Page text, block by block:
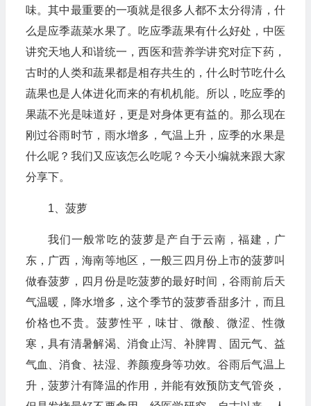
味。其中最重要的一项就是很多人都不太分得清，什
么是应季蔬菜水果了。吃应季蔬果有什么好处，中医
讲究天地人和谐统一，西医和营养学讲究对症下药，
古时的人类和蔬果都是相存共生的，什么时节吃什么
蔬果也是人体进化而来的有机机能。所以，吃应季的
果蔬不光是味道好，更是对身体更有益的。那么现在
刚过谷雨时节，雨水增多，气温上升，应季的水果是
什么呢？我们又应该怎么吃呢？今天小编就来跟大家
分享下。
1、菠萝
我们一般常吃的菠萝是产自于云南，福建，广
东，广西，海南等地区，一般三四月份上市的菠萝叫
做春菠萝，四月份是吃菠萝的最好时间，谷雨前后天
气温暖，降水增多，这个季节的菠萝香甜多汁，而且
价格也不贵。菠萝性平，味甘、微酸、微涩、性微
寒，具有清暑解渴、消食止泻、补脾胃、固元气、益
气血、消食、祛湿、养颜瘦身等功效。谷雨后气温上
升，菠萝汁有降温的作用，并能有效预防支气管炎，